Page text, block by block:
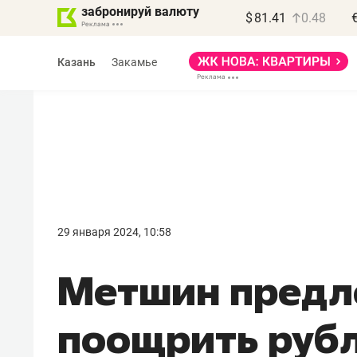
забронируй валюту $ 81.41 0.48
Казань Закамье
29 января 2024, 10:58
Метшин
поощрить
правил, бизнес может
потерять минимум